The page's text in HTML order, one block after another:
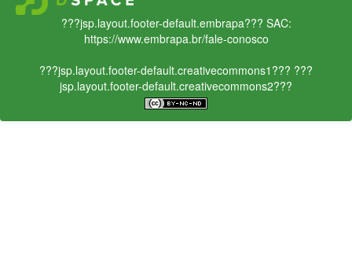
???jsp.layout.footer-default.embrapa??? SAC:
https://www.embrapa.br/fale-conosco
???jsp.layout.footer-default.creativecommons1??? ???
jsp.layout.footer-default.creativecommons2???